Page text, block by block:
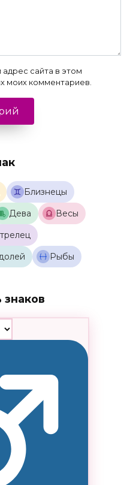
сайта в этом
моих комментариев.
Близнецы
Дева
Весы
Рыбы